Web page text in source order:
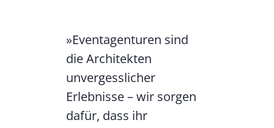
»Eventagenturen sind
die Architekten
unvergesslicher
Erlebnisse – wir sorgen
dafür, dass ihr